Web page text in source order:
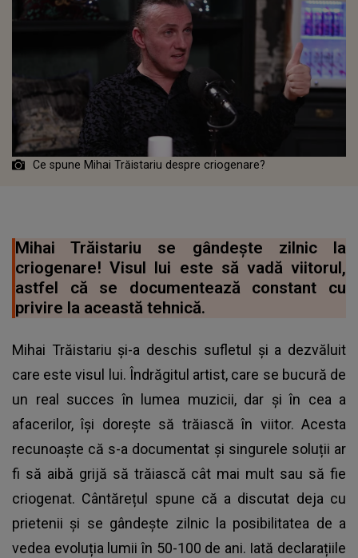
Ce spune Mihai Trăistariu despre criogenare?
Mihai Trăistariu se gândește zilnic la
criogenare! Visul lui este să vadă viitorul,
astfel că se documentează constant cu
privire la această tehnică.
Mihai Trăistariu și-a deschis sufletul și a dezvăluit
care este visul lui. Îndrăgitul artist, care se bucură de
un real succes în lumea muzicii, dar și în cea a
afacerilor, își dorește să trăiască în viitor. Acesta
recunoaște că s-a documentat și singurele soluții ar
fi să aibă grijă să trăiască cât mai mult sau să fie
criogenat. Cântărețul spune că a discutat deja cu
prietenii și se gândește zilnic la posibilitatea de a
vedea evoluția lumii în 50-100 de ani. Iată declarațiile